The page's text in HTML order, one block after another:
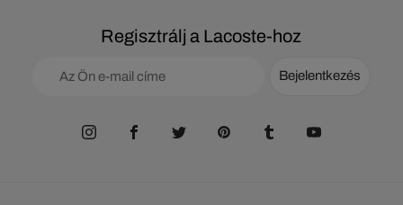
Regisztrálj a Lacoste-hoz
Bejelentkezés